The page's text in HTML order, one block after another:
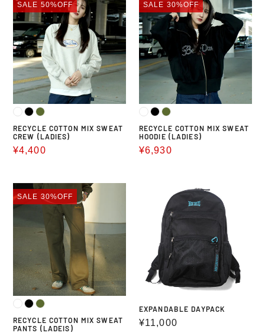
COTTON
MIX
SWEAT
CREW
(LADIES)
RECYCLE COTTON MIX SWEAT
CREW (LADIES)
販
格
¥4,400
SALE 50%OFF
COTTON
MIX
SWEAT
HOODIE
(LADIES)
RECYCLE COTTON MIX SWEAT
HOODIE (LADIES)
販
¥6,930
SALE 30%OFF
RECYCLE
COTTON
SWEAT
(LADEIS)
RECYCLE COTTON MIX SWEAT
PANTS (LADEIS)
SALE 30%OFF
EXPANDABLE
DAYPACK
EXPANDABLE DAYPACK
通
¥11,000